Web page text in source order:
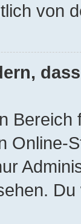
von
Online-